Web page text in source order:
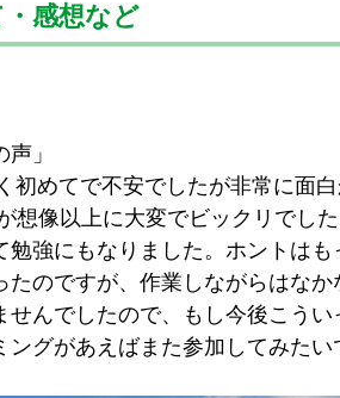
感想など
」
初めてで不安でしたが非常に面
想像以上に大変でビックリでし
勉強にもなりました。ホントはも
たのですが、作業しながらはなか
せんでしたので、もし今後こうい
ングがあえばまた参加してみたい